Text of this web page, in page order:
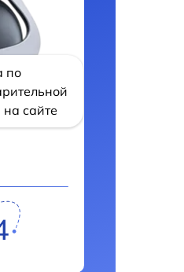
по
сайте